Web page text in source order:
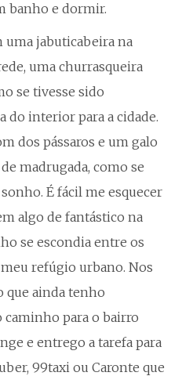
banho e dormir.
uma jabuticabeira na
uma churrasqueira
se tivesse sido
do interior para a cidade.
dos pássaros e um galo
madrugada, como se
É fácil me esquecer
algo de fantástico na
se escondia entre os
refúgio urbano. Nos
que ainda tenho
para o bairro
e entrego a tarefa para
99taxi ou Caronte que